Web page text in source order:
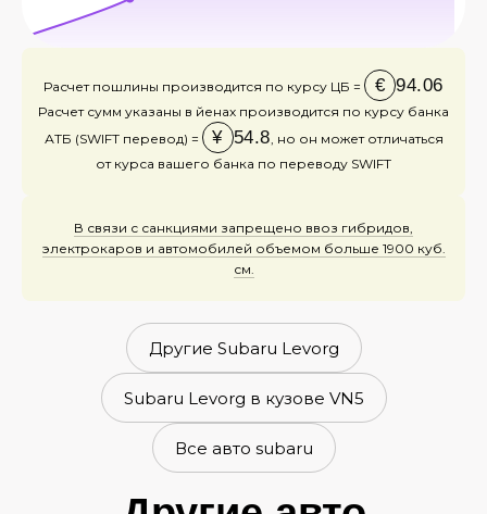
Расчет пошлины производится по курсу ЦБ = € 94.06
Расчет сумм указаны в йенах производится по курсу банка
АТБ (SWIFT перевод) =
¥ 54.8 , но он может отличаться
от курса вашего банка по переводу SWIFT
В связи с санкциями запрещено ввоз гибридов,
электрокаров и автомобилей объемом больше 1900 куб.
см.
Другие Subaru Levorg
Subaru Levorg в кузове VN5
Все авто subaru